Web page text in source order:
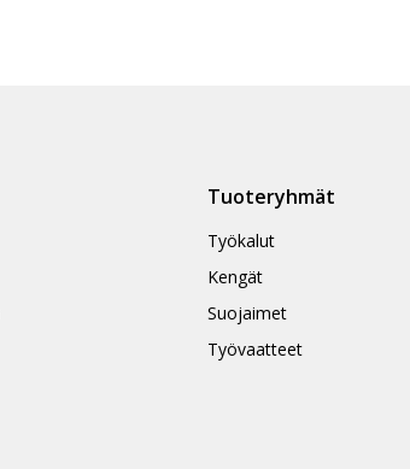
Tuoteryhmät
Työkalut
Kengät
Suojaimet
Työvaatteet